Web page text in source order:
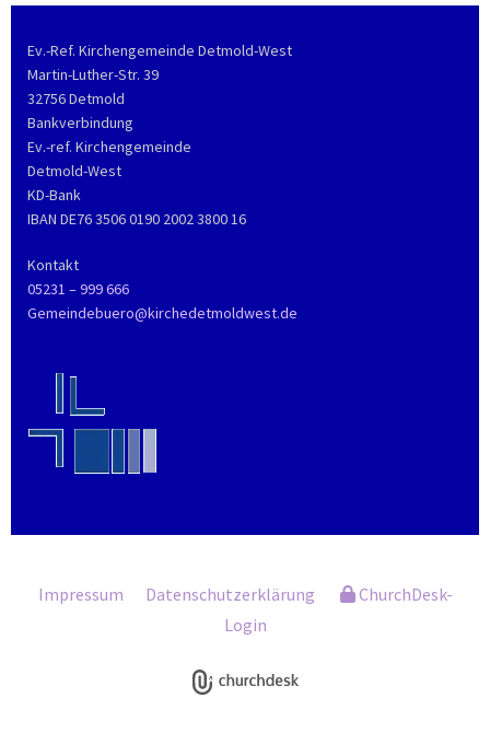
Ev.-Ref. Kirchengemeinde Detmold-West
Martin-Luther-Str. 39
32756 Detmold
Bankverbindung
Ev.-ref. Kirchengemeinde
Detmold-West
KD-Bank
IBAN DE76 3506 0190 2002 3800 16
Kontakt
05231 – 999 666
Gemeindebuero@kirchedetmoldwest.de
Impressum Datenschutzerklärung
ChurchDesk-
Login